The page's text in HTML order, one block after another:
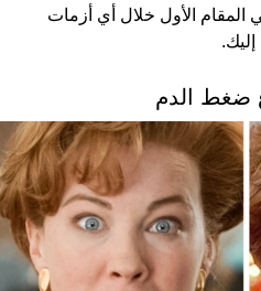
الأول خلال أي أزمات